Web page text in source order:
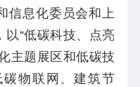
信息化委员会和上
“低碳科技、点亮
主题展区和低碳技
物联网、建筑节